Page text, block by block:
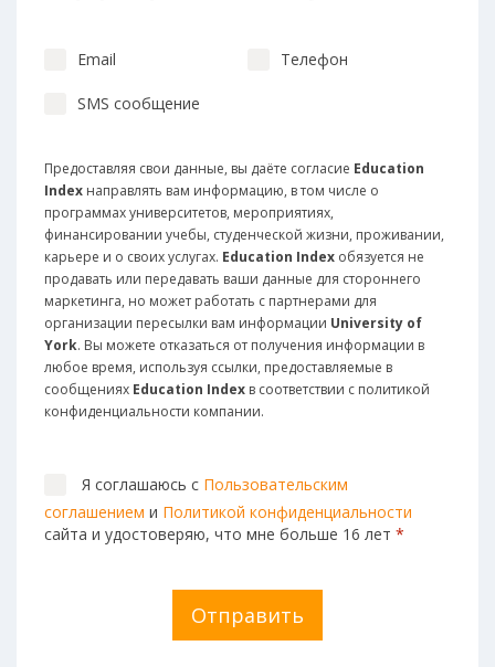
Email Телефон
SMS сообщение
Предоставляя свои данные, вы даёте согласие Education
Index направлять вам информацию, в том числе о
программах университетов, мероприятиях,
финансировании учебы, студенческой жизни, проживании,
карьере и о своих услугах. Education Index обязуется не
продавать или передавать ваши данные для стороннего
маркетинга, но может работать с партнерами для
организации пересылки вам информации University of
York. Вы можете отказаться от получения информации в
любое время, используя ссылки, предоставляемые в
сообщениях Education Index в соответствии с политикой
конфиденциальности компании.
Я соглашаюсь с Пользовательским
соглашением и Политикой конфиденциальности
сайта и удостоверяю, что мне больше 16 лет *
Отправить